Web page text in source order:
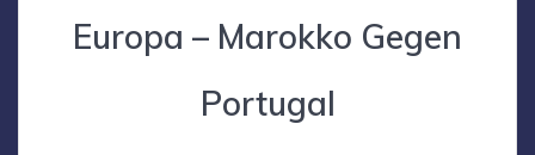
Europa – Marokko Gegen
Portugal